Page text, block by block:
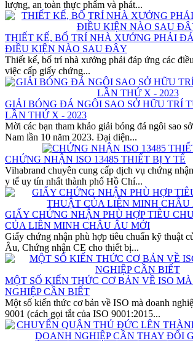
lượng, an toàn thực phẩm và phát...
THIẾT KẾ, BỐ TRÍ NHÀ XƯỞNG PHẢI
ĐIỀU KIỆN NÀO SAU ĐÂY
Thiết kế, bố trí nhà xưởng phải đáp ứng các
việc cấp giấy chứng...
GIẢI BÓNG ĐÁ NGÔI SAO SỞ HỮU TRÍ
LẦN THỨ X - 2023
Mời các bạn tham khảo giải bóng đá ngôi sao
Nam lần 10 năm 2023. Đại diện...
CHỨNG NHẬN ISO 13485 THIẾT BỊ Y TẾ
Vihabrand chuyên cung cấp dịch vụ chứng
y tế uy tín nhất thành phố Hồ Chí...
GIẤY CHỨNG NHẬN PHÙ HỢP TIÊU
CỦA LIÊN MINH CHÂU ÂU MỚI
Giấy chứng nhận phù hợp tiêu chuẩn kỹ thuật
Âu, Chứng nhận CE cho thiết bị...
MỘT SỐ KIẾN THỨC CƠ BẢN VỀ ISO
NGHIỆP CẦN BIẾT
Một số kiến thức cơ bản về ISO mà doanh
9001 (cách gọi tắt của ISO 9001:2015...